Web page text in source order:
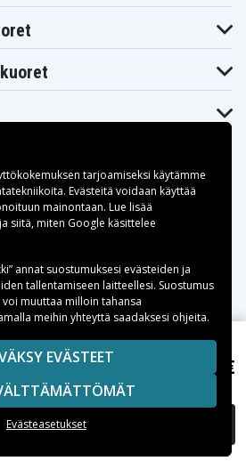
1000060
690104
A051
DBR-800A
EBP-80
EBP-90
SL260 LTE
seuraavien mallien kanssa:
Agfeo DECT 60
IP
Alcatel
3BN67330AA
Alcatel 8242
DECT
Alcatel 8244
DECT
Alcatel 8262
DECT
Alcatel DECT
8232
Alcatel DECT
8242
Alcatel DECT
8262
Alinco DJ-CH201
Alinco DJ-CH202 Alinco DJ-
CH202L
CH202S
8,99 €
LISÄÄ OSTOSKORIIN
© 2026, Spares Nordic AB
OVAT OMISTAJIENSA
OMAISUUTTA.
tarjoamiseksi käytämme
Evästeitä voidaan käyttää
mainontaan. Lue lisää
siitä, miten Google käsittelee
annat suostumuksesi evästeiden ja
tallentamiseen laitteellesi. Suostumus
muuttaa milloin tahansa
meihin yhteyttä saadaksesi ohjeita.
EVÄSTEET
Evästeasetukset